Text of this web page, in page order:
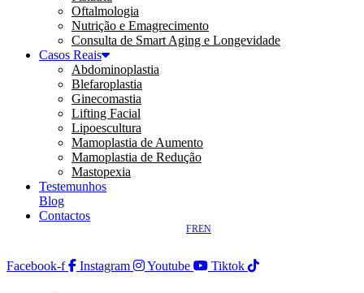
Oftalmologia
Nutrição e Emagrecimento
Consulta de Smart Aging e Longevidade
Casos Reais
Abdominoplastia
Blefaroplastia
Ginecomastia
Lifting Facial
Lipoescultura
Mamoplastia de Aumento
Mamoplastia de Redução
Mastopexia
Testemunhos
Blog
Contactos
EN
FR
Facebook-f Instagram Youtube Tiktok